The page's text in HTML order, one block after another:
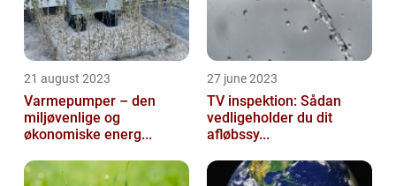
21 august 2023
Varmepumper – den
miljøvenlige og
økonomiske energ...
27 june 2023
TV inspektion: Sådan
vedligeholder du dit
afløbssy...